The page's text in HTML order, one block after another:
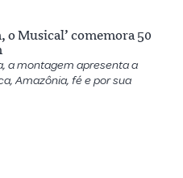
o Musical’ comemora 50
a montagem apresenta a
Amazônia, fé e por sua